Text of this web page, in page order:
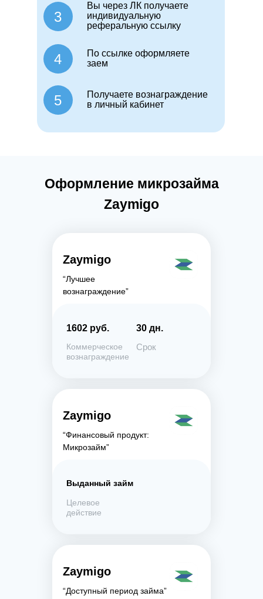
3
Вы через ЛК получаете
индивидуальную
реферальную ссылку
4
По ссылке оформляете
заем
5
Получаете вознаграждение
в личный кабинет
Оформление микрозайма
Zaymigo
Zaymigo
“Лучшее
вознаграждение”
1602 руб.
Коммерческое
вознаграждение
30 дн.
Срок
Zaymigo
“Финансовый продукт:
Микрозайм”
Выданный займ
Целевое
действие
Zaymigo
“Доступный период займа”